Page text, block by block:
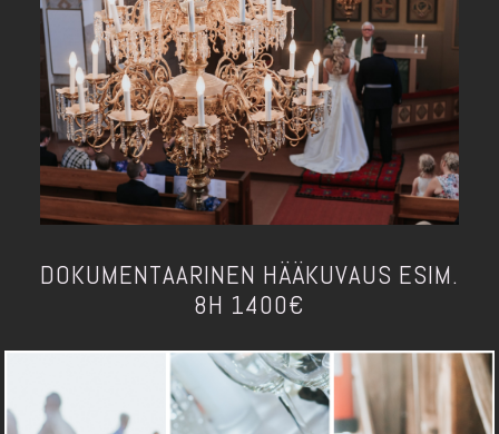
DOKUMENTAARINEN HÄÄKUVAUS ESIM.
8H 1400€